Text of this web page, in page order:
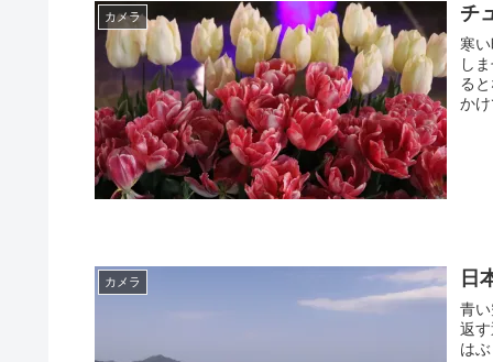
カメラ チ
寒
し
る
か
カメラ 日
青
返
は